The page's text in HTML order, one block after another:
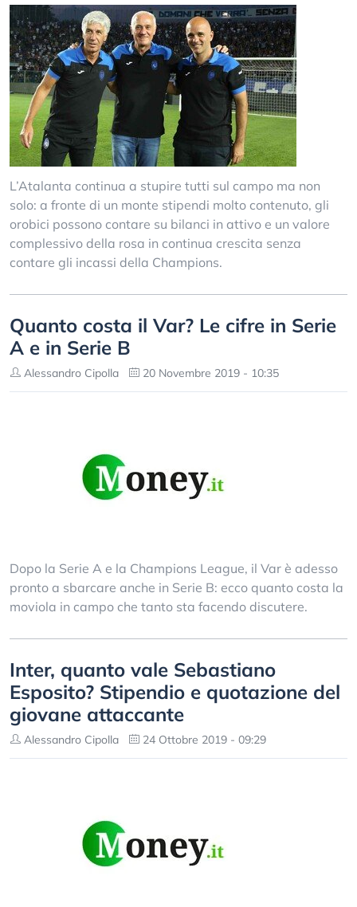
L’Atalanta continua a stupire tutti sul campo ma non
solo: a fronte di un monte stipendi molto contenuto, gli
orobici possono contare su bilanci in attivo e un valore
complessivo della rosa in continua crescita senza
contare gli incassi della Champions.
Quanto costa il Var? Le cifre in Serie
A e in Serie B
Alessandro Cipolla 20 Novembre 2019 - 10:35
Dopo la Serie A e la Champions League, il Var è adesso
pronto a sbarcare anche in Serie B: ecco quanto costa la
moviola in campo che tanto sta facendo discutere.
Inter, quanto vale Sebastiano
Esposito? Stipendio e quotazione del
giovane attaccante
Alessandro Cipolla 24 Ottobre 2019 - 09:29